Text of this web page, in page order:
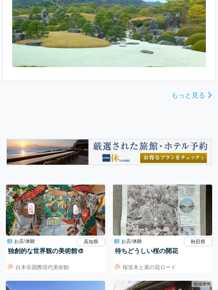
もっと見る
お店/体験 高知県
独創的な世界観の美術館🎨
白木谷国際現代美術館
お店/体験 秋田県
待ちどうしい桜の開花
桜並木と菜の花ロード
地域連携